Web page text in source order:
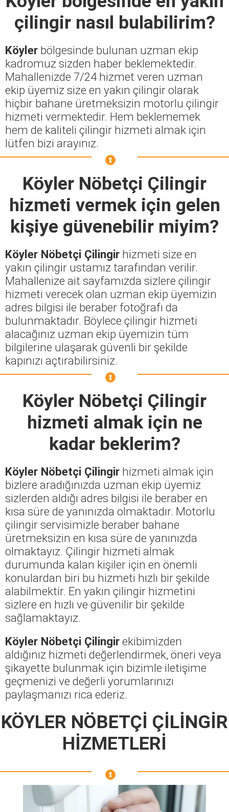
çilingir nasıl bulabilirim?
Köyler bölgesinde bulunan uzman ekip
kadromuz sizden haber beklemektedir.
Mahallenizde 7/24 hizmet veren uzman
ekip üyemiz size en yakın çilingir olarak
hiçbir bahane üretmeksizin motorlu çilingir
hizmeti vermektedir. Hem beklememek
hem de kaliteli çilingir hizmeti almak için
lütfen bizi arayınız.
Köyler Nöbetçi Çilingir
hizmeti vermek için gelen
kişiye güvenebilir miyim?
Köyler Nöbetçi Çilingir hizmeti size en
yakın çilingir ustamız tarafından verilir.
Mahallenize ait sayfamızda sizlere çilingir
hizmeti verecek olan uzman ekip üyemizin
adres bilgisi ile beraber fotoğrafı da
bulunmaktadır. Böylece çilingir hizmeti
alacağınız uzman ekip üyemizin tüm
bilgilerine ulaşarak güvenli bir şekilde
kapınızı açtırabilirsiniz.
Köyler Nöbetçi Çilingir
hizmeti almak için ne
kadar beklerim?
Köyler Nöbetçi Çilingir hizmeti almak için
bizlere aradığınızda uzman ekip üyemiz
sizlerden aldığı adres bilgisi ile beraber en
kısa süre de yanınızda olmaktadır. Motorlu
çilingir servisimizle beraber bahane
üretmeksizin en kısa süre de yanınızda
olmaktayız. Çilingir hizmeti almak
durumunda kalan kişiler için en önemli
konulardan biri bu hizmeti hızlı bir şekilde
alabilmektir. En yakın çilingir hizmetini
sizlere en hızlı ve güvenilir bir şekilde
sağlamaktayız.
Köyler Nöbetçi Çilingirekibimizden
aldığınız hizmeti değerlendirmek, öneri veya
şikayette bulunmak için bizimle iletişime
geçmenizi ve değerli yorumlarınızı
paylaşmanızı rica ederiz.
KÖYLER NÖBETÇİ ÇİLİNGİR
HİZMETLERİ